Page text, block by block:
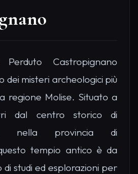
Castropignano
dei misteri archeologici più
regione Molise. Situato a
dal centro storico di
nella provincia di
tempio antico è da
studi ed esplorazioni per